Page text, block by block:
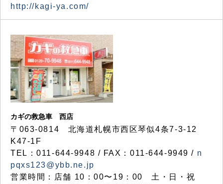
http://kagi-ya.com/
カギの救急車 西店
〒063-0814 北海道札幌市西区琴似4条7-3-12
K47-1F
TEL：011-644-9948 / FAX：011-644-9949 / n
pqxs123@ybb.ne.jp
営業時間：店舗 10：00〜19：00 土・日・祝